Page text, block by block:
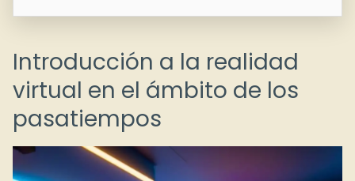
Introducción a la realidad
virtual en el ámbito de los
pasatiempos